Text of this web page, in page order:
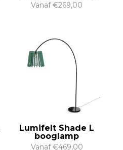
Vanaf €269,00
Lumifelt Shade L
booglamp
Vanaf €469,00